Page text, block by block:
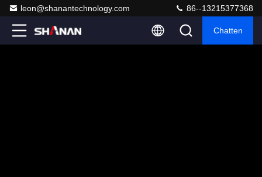
leon@shanantechnology.com 86--13215377368
Chatten